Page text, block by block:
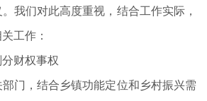
我们对此高度重视，结合工作实际，
工作：
财权事权
，结合乡镇功能定位和乡村振兴需